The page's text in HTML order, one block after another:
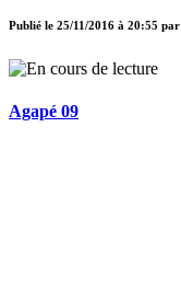
Publié le 25/11/2016 à 20:55 par
Agapé 09